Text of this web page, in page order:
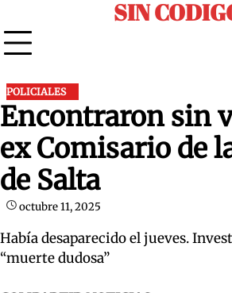
to
content
SIN
POLICIALES
Encontraron sin
ex Comisario de
de Salta
octubre 11, 2025
Había desaparecido el jueves.
“muerte dudosa”